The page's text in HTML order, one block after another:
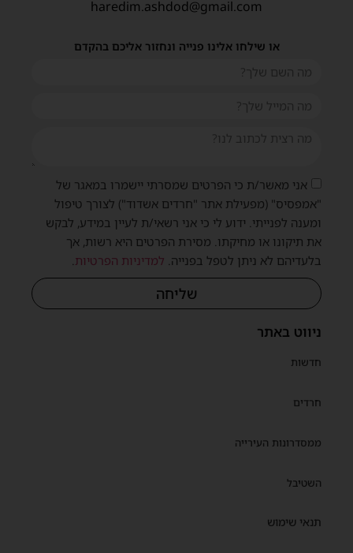
ניווט באתר
חדשות
חרדים
ממסדרונות העירייה
השטיבל
תנאי שימוש
haredim.ashdod@gmail.com
או שילחו אלינו פנייה ונחזור אליכם בהקדם
אני מאשר/ת כי הפרטים שמסרתי יישמרו במאגר של
"אמפסיס" (מפעילת אתר "חרדים אשדוד") לצורך טיפול
ומענה לפנייתי. ידוע לי כי אני רשאי/ת לעיין במידע, לבקש
את תיקונו או מחיקתו. מסירת הפרטים היא רשות, אך
בלעדיהם לא ניתן לטפל בפנייה. למדיניות הפרטיות.
שליחה